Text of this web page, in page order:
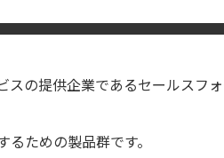
スの提供企業であるセールスフ
ための製品群です。